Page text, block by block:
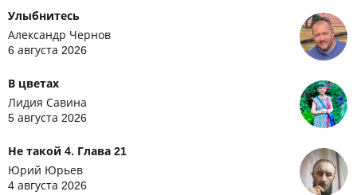
Улыбнитесь
Александр Чернов
6 августа 2026
В цветах
Лидия Савина
5 августа 2026
Не такой 4. Глава 21
Юрий Юрьев
4 августа 2026